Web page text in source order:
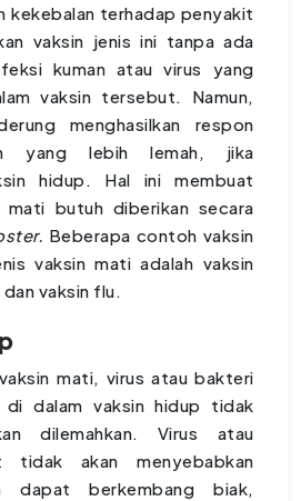
kekebalan terhadap penyakit
vaksin jenis ini tanpa ada
kuman atau virus yang
vaksin tersebut. Namun,
menghasilkan respon
yang lebih lemah, jika
hidup. Hal ini membuat
mati butuh diberikan secara
Beberapa contoh vaksin
vaksin mati adalah vaksin
vaksin flu.
mati, virus atau bakteri
di dalam vaksin hidup tidak
dilemahkan. Virus atau
tidak akan menyebabkan
dapat berkembang biak,